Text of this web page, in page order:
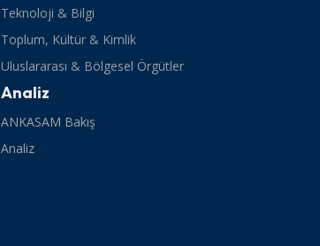
Teknoloji & Bilgi
Toplum, Kültür & Kimlik
Uluslararası & Bölgesel Örgütler
Analiz
ANKASAM Bakış
Analiz